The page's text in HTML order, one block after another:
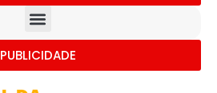
PUBLICIDADE